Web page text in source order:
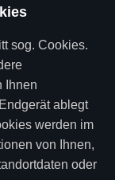
sog. Cookies.
Ihnen
ablegt
werden im
von Ihnen,
oder